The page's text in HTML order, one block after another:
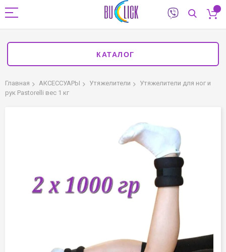
КАТАЛОГ
Главная АКСЕССУАРЫ Утяжелители
Утяжелители для ног и
рук Pastorelli вес 1 кг